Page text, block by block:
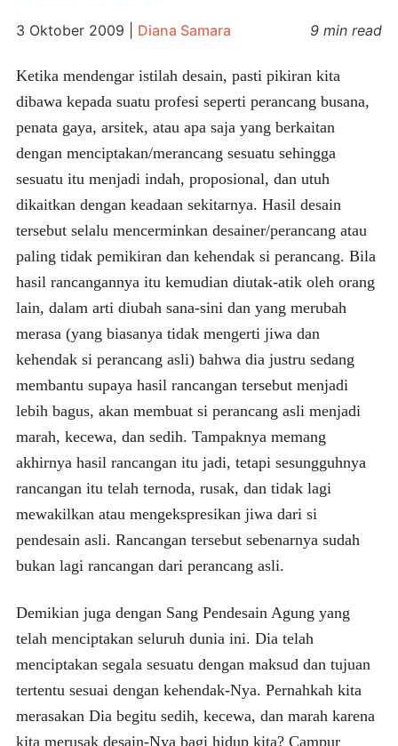
3 Oktober 2009 Diana Samara 9 min read
Ketika mendengar istilah desain, pasti pikiran kita
dibawa kepada suatu profesi seperti perancang busana,
penata gaya, arsitek, atau apa saja yang berkaitan
dengan menciptakan/merancang sesuatu sehingga
sesuatu itu menjadi indah, proposional, dan utuh
dikaitkan dengan keadaan sekitarnya. Hasil desain
tersebut selalu mencerminkan desainer/perancang atau
paling tidak pemikiran dan kehendak si perancang. Bila
hasil rancangannya itu kemudian diutak-atik oleh orang
lain, dalam arti diubah sana-sini dan yang merubah
merasa (yang biasanya tidak mengerti jiwa dan
kehendak si perancang asli) bahwa dia justru sedang
membantu supaya hasil rancangan tersebut menjadi
lebih bagus, akan membuat si perancang asli menjadi
marah, kecewa, dan sedih. Tampaknya memang
akhirnya hasil rancangan itu jadi, tetapi sesungguhnya
rancangan itu telah ternoda, rusak, dan tidak lagi
mewakilkan atau mengekspresikan jiwa dari si
pendesain asli. Rancangan tersebut sebenarnya sudah
bukan lagi rancangan dari perancang asli.
Demikian juga dengan Sang Pendesain Agung yang
telah menciptakan seluruh dunia ini. Dia telah
menciptakan segala sesuatu dengan maksud dan tujuan
tertentu sesuai dengan kehendak-Nya. Pernahkah kita
merasakan Dia begitu sedih, kecewa, dan marah karena
kita merusak desain-Nya bagi hidup kita? Campur